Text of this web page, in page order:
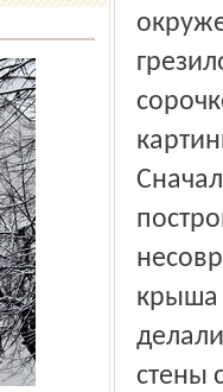
крыша
стены